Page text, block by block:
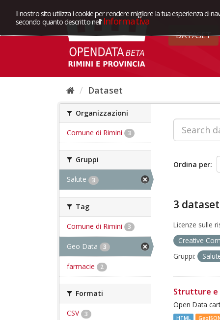
Il nostro sito utilizza i cookie per rendere migliore la tua esperienza di
secondo quanto descritto nell' Informativa
DATASET
Dataset
Organizzazioni
Comune di Rimini 3
Gruppi
Salute 3
Tag
Comune di Rimini 3
Geo Data 3
farmacie 2
Formati
CSV 3
Ordina per
3
Licenze sulle
Creative
Gruppi:
Strutture e
Open Data
HTML